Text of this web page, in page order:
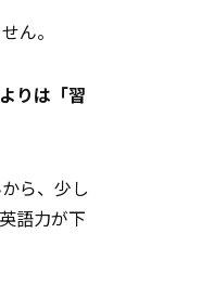
ん。
りは「習
ら、少し
語力が下